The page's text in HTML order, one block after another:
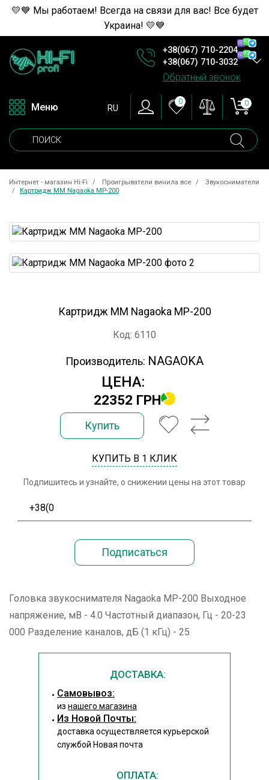
💛💙 Мы работаем! Всегда на связи для вас! Все будет
Украина! 💛💙
+38(067) 710-2204
+38(067) 710-3032
Обратный звонок
Меню RU
0 0
Интернет - магазин Hi-Fi Проигрыватели винила все
Звукосниматели
Картридж ММ Nagaoka MP-200
Картридж ММ Nagaoka MP-200
Код: 6110
Производитель: NAGAOKA
ЦЕНА:
22352 ГРН
Купить
КУПИТЬ В 1 КЛИК
Подпишитесь и узнайте, о снижении цены на этот товар
Головка звукоснимателя Nagaoka MP-200 Выходное
напряжение, мВ - 4.0 Частотный диапазон, Гц - 20-23
000 Разделение каналов, дБ (1 кГц) - 25
ДОСТАВКА:
Cамовывоз:
из нашего магазина
Из Новой Почты:
доставка осуществляется курьерской
службой Новая почта
ОПЛАТА: